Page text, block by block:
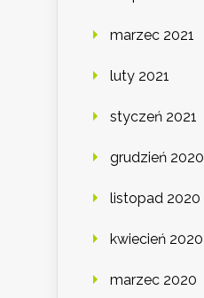
marzec 2021
luty 2021
styczeń 2021
grudzień 2020
listopad 2020
kwiecień 2020
marzec 2020